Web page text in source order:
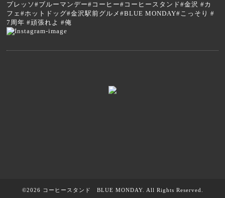
プレッソ#ブルーマンデー#コーヒー#コーヒースタンド#金沢 #カ
フェ#ホットドッグ#金沢駅前グルメ#BLUE MONDAY#こっそり #
7周年 #頑張れよ #俺
©2026 コーヒースタンド BLUE MONDAY. All Rights Reserved.